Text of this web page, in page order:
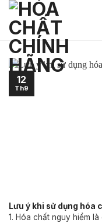
Skip
content
Lưu ý khi sử dụng hóa
1. Hóa chất nguy hiểm
12
Th9